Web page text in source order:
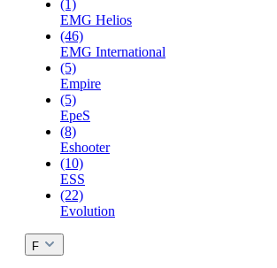
(1)
EMG Helios
(46)
EMG International
(5)
Empire
(5)
EpeS
(8)
Eshooter
(10)
ESS
(22)
Evolution
F